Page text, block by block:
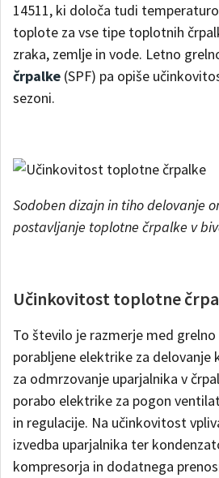
14511, ki določa tudi
toplote za vse tipe toplotnih
zraka, zemlje in vode. Letno
črpalke (SPF) pa opiše
sezoni.
Sodoben dizajn in tiho delovanje
postavljanje toplotne črpalke v
Učinkovitost toplotne
To število je razmerje med
porabljene elektrike za delovanje
za odmrzovanje uparjalnika v
porabo elektrike za pogon
in regulacije. Na učinkovitost
izvedba uparjalnika ter
kompresorja in dodatnega